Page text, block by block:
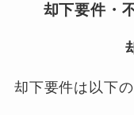
却下要件・
却下要件は以下の